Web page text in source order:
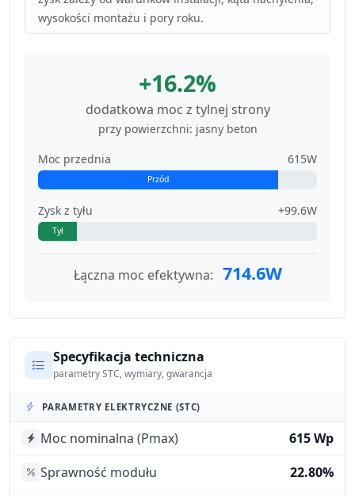
wysokości montażu i pory roku.
+16.2%
dodatkowa moc z tylnej strony
przy powierzchni: jasny beton
Moc przednia
615W
Przód
Zysk z tyłu +99.6W
Tył
Łączna moc efektywna: 714.6W
Specyfikacja techniczna
parametry STC, wymiary, gwarancja
PARAMETRY ELEKTRYCZNE (STC)
Moc nominalna (Pmax)
615 Wp
Sprawność modułu
22.80%